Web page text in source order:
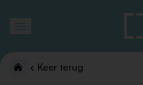
Keer terug